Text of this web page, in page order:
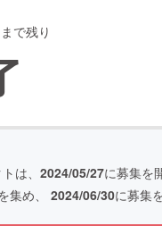
で残り
は、 2024/05/27に募集を
集め、 2024/06/30に募集